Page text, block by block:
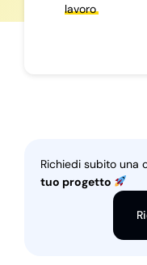
lavoro
Richiedi subito una
tuo progetto